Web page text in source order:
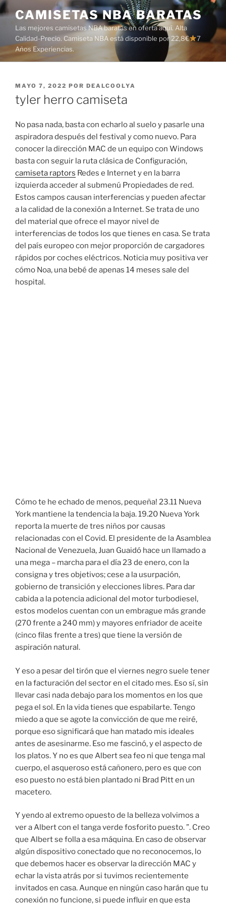
Saltar
al
contenido
CAMISETAS NBA BARATAS
Las mejores camisetas NBA baratas en oferta aquí. Alta
Calidad-Precio. Camiseta NBA está disponible por 22,8€
7
Años Experiencias.
PUBLICADO
EL
MAYO 7, 2022 POR DEALCOOLYA
tyler herro camiseta
No pasa nada, basta con echarlo al suelo y pasarle una
aspiradora después del festival y como nuevo. Para
conocer la dirección MAC de un equipo con Windows
basta con seguir la ruta clásica de Configuración,
camiseta raptors Redes e Internet y en la barra
izquierda acceder al submenú Propiedades de red.
Estos campos causan interferencias y pueden afectar
a la calidad de la conexión a Internet. Se trata de uno
del material que ofrece el mayor nivel de
interferencias de todos los que tienes en casa. Se trata
del país europeo con mejor proporción de cargadores
rápidos por coches eléctricos. Noticia muy positiva ver
cómo Noa, una bebé de apenas 14 meses sale del
hospital.
Cómo te he echado de menos, pequeña! 23.11 Nueva
York mantiene la tendencia la baja. 19.20 Nueva York
reporta la muerte de tres niños por causas
relacionadas con el Covid. El presidente de la Asamblea
Nacional de Venezuela, Juan Guaidó hace un llamado a
una mega – marcha para el día 23 de enero, con la
consigna y tres objetivos; cese a la usurpación,
gobierno de transición y elecciones libres. Para dar
cabida a la potencia adicional del motor turbodiesel,
estos modelos cuentan con un embrague más grande
(270 frente a 240 mm) y mayores enfriador de aceite
(cinco filas frente a tres) que tiene la versión de
aspiración natural.
Y eso a pesar del tirón que el viernes negro suele tener
en la facturación del sector en el citado mes. Eso sí, sin
llevar casi nada debajo para los momentos en los que
pega el sol. En la vida tienes que espabilarte. Tengo
miedo a que se agote la convicción de que me reiré,
porque eso significará que han matado mis ideales
antes de asesinarme. Eso me fascinó, y el aspecto de
los platos. Y no es que Albert sea feo ni que tenga mal
cuerpo, el asqueroso está cañonero, pero es que con
eso puesto no está bien plantado ni Brad Pitt en un
macetero.
Y yendo al extremo opuesto de la belleza volvimos a
ver a Albert con el tanga verde fosforito puesto. ”. Creo
que Albert se folla a esa máquina. En caso de observar
algún dispositivo conectado que no reconocemos, lo
que debemos hacer es observar la dirección MAC y
echar la vista atrás por si tuvimos recientemente
invitados en casa. Aunque en ningún caso harán que tu
conexión no funcione, si puede influir en que esta